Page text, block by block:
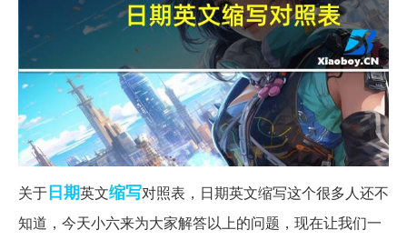
关于日期英文缩写对照表，日期英文缩写这个很多人还不
知道，今天小六来为大家解答以上的问题，现在让我们一